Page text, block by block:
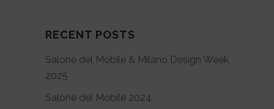
RECENT POSTS
Salone del Mobile & Milano Design Week
2025
Salone del Mobile 2024